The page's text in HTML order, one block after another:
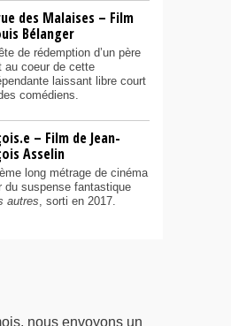
des Malaises – Film
Bélanger
de rédemption d’un père
au coeur de cette
laissant libre court
comédiens.
– Film de Jean-
Asselin
long métrage de cinéma
du suspense fantastique
autres, sorti en 2017.
nous envoyons un